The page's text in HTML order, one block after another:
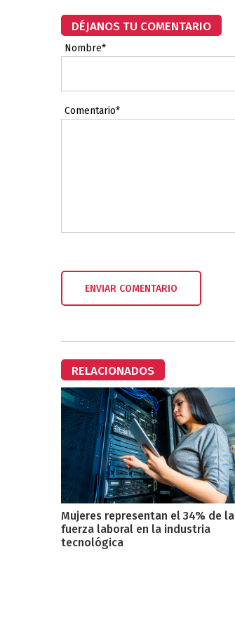
DÉJANOS TU COMENTARIO
Nombre*
Comentario*
RELACIONADOS
Mujeres representan el 34% de la
fuerza laboral en la industria
tecnológica